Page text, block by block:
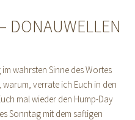
DONAUWELLEN
wahrsten Sinne des Wortes
verrate ich Euch in den
mal wieder den Hump-Day
Sonntag mit dem saftigen